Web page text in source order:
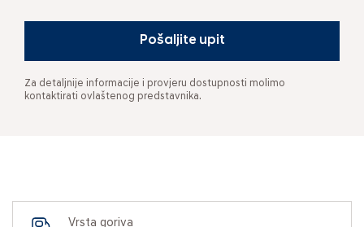
Pošaljite upit
Za detaljnije informacije i provjeru dostupnosti molimo
kontaktirati ovlaštenog predstavnika.
Vrsta goriva